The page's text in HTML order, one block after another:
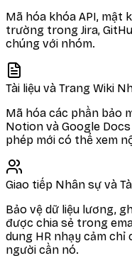
Mã hóa khóa API, mật
trường trong Jira,
chúng với nhóm.
Tài liệu và Trang Wiki
Mã hóa các phần bảo
Notion và Google
phép mới có thể xem
Giao tiếp Nhân sự và
Bảo vệ dữ liệu lương,
được chia sẻ trong
dung HR nhạy cảm
người cần nó.